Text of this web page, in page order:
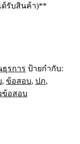
ด้รับสินค้า)**
ธุรการ ป้ายกำกับ:
, ข้อสอบ, ปภ,
ข้อสอบ